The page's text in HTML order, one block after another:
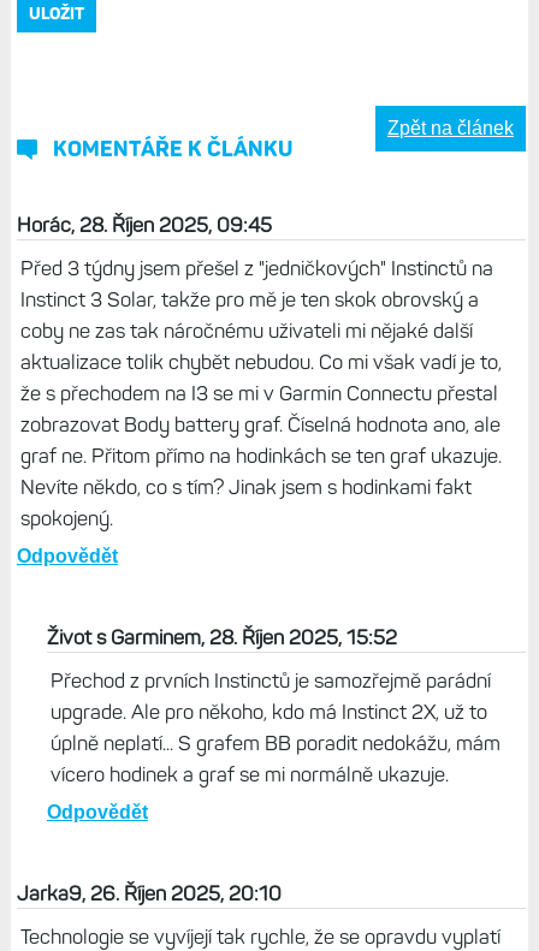
KOMENTÁŘE K ČLÁNKU
Zpět na článek
Horác, 28. Říjen 2025, 09:45
Před 3 týdny jsem přešel z "jedničkových" Instinctů na
Instinct 3 Solar, takže pro mě je ten skok obrovský a
coby ne zas tak náročnému uživateli mi nějaké další
aktualizace tolik chybět nebudou. Co mi však vadí je to,
že s přechodem na I3 se mi v Garmin Connectu přestal
zobrazovat Body battery graf. Číselná hodnota ano, ale
graf ne. Přitom přímo na hodinkách se ten graf ukazuje.
Nevíte někdo, co s tím? Jinak jsem s hodinkami fakt
spokojený.
Odpovědět
Život s Garminem, 28. Říjen 2025, 15:52
Přechod z prvních Instinctů je samozřejmě parádní
upgrade. Ale pro někoho, kdo má Instinct 2X, už to
úplně neplatí... S grafem BB poradit nedokážu, mám
vícero hodinek a graf se mi normálně ukazuje.
Odpovědět
Jarka9, 26. Říjen 2025, 20:10
Technologie se vyvíjejí tak rychle, že se opravdu vyplatí